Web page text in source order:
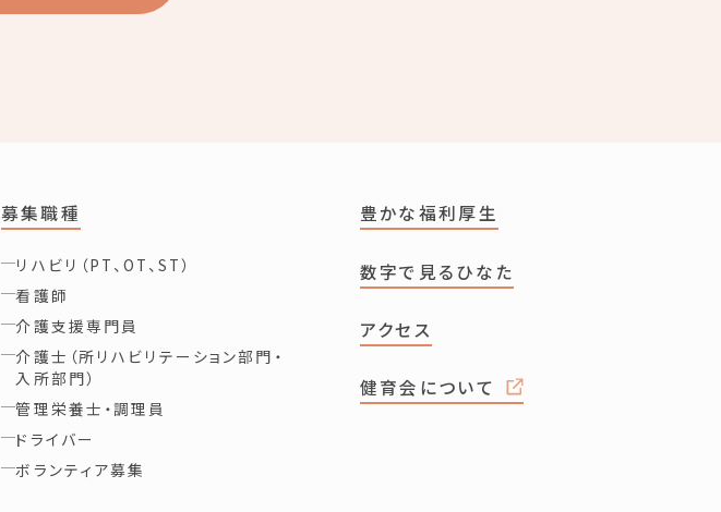
募集職種
リハビリ（PT、OT、ST）
看護師
介護支援専門員
介護士（所リハビリテーション部門・
入所部門）
管理栄養士・調理員
ドライバー
ボランティア募集
豊かな福利厚生
数字で見るひなた
アクセス
健育会について